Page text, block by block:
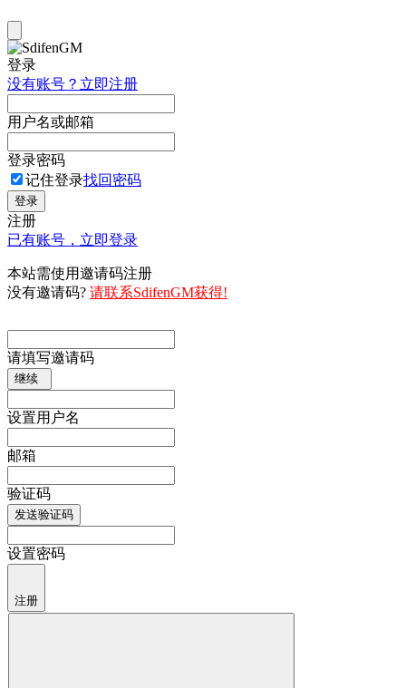
登录
没有账号？立即注册
用户名或邮箱
登录密码
记住登录找回密码
登录
注册
已有账号，立即登录
本站需使用邀请码注册
没有邀请码? 请联系SdifenGM获得!
请填写邀请码
继续
设置用户名
邮箱
验证码
发送验证码
设置密码
注册